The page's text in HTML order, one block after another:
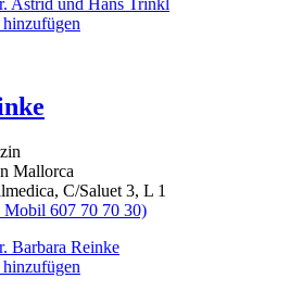
Mallorca
C/Saluet 3, L 1
607 70 70 30)
Barbara Reinke